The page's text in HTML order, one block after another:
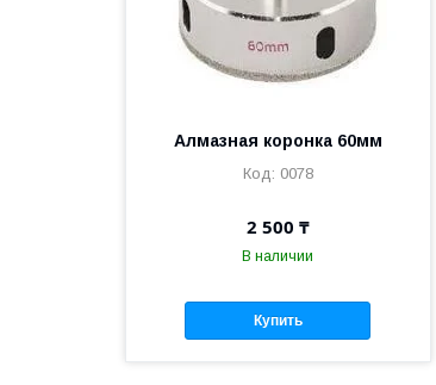
Алмазная коронка 60мм
0078
2 500 ₸
В наличии
Купить